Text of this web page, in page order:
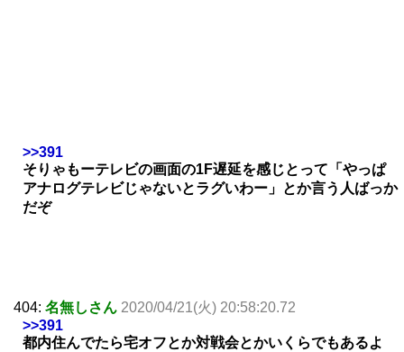
>>391
そりゃもーテレビの画面の1F遅延を感じとって「やっぱ
アナログテレビじゃないとラグいわー」とか言う人ばっか
だぞ
404: 名無しさん 2020/04/21(火) 20:58:20.72
>>391
都内住んでたら宅オフとか対戦会とかいくらでもあるよ